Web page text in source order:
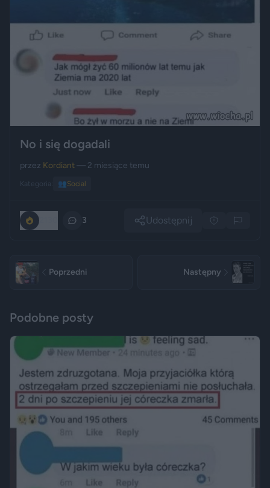
No i się dogadali
przez Kordiant— 2 miesiące temu
Kategoria: 👥Social
3 Udostępnij
Poprzedni Następny
Podobne posty